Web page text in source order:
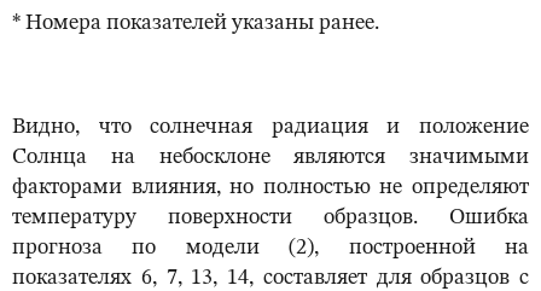
* Номера показателей указаны ранее.
Видно, что солнечная радиация и положение
Солнца на небосклоне являются значимыми
факторами влияния, но полностью не определяют
температуру поверхности образцов. Ошибка
прогноза по модели (2), построенной на
показателях 6, 7, 13, 14, составляет для образцов с